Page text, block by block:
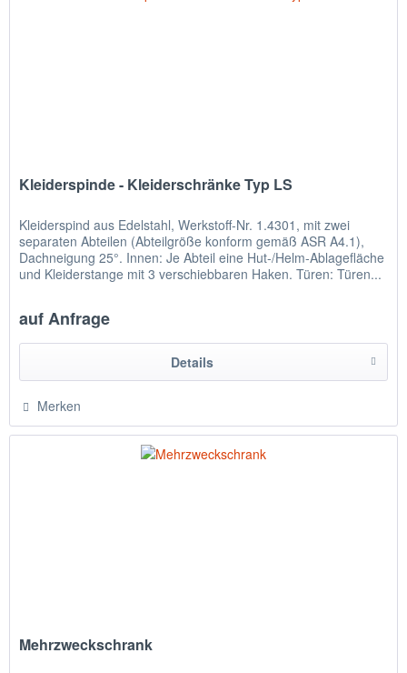
Kleiderspinde - Kleiderschränke Typ LS
Kleiderspind aus Edelstahl, Werkstoff-Nr. 1.4301, mit zwei
separaten Abteilen (Abteilgröße konform gemäß ASR A4.1),
Dachneigung 25°. Innen: Je Abteil eine Hut-/Helm-Ablagefläche
und Kleiderstange mit 3 verschiebbaren Haken. Türen: Türen...
auf Anfrage
Details
Merken
Mehrzweckschrank